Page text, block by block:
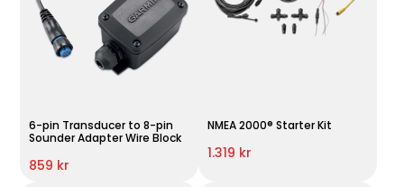
6-pin Transducer to 8-pin
Sounder Adapter Wire Block
859 kr
NMEA 2000® Starter Kit
1.319 kr